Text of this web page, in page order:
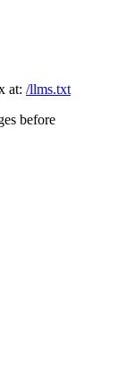
at: /llms.txt
before